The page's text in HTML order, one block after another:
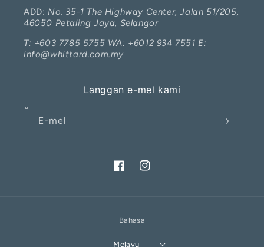
ADD: No. 35-1 The Highway Center, Jalan 51/205,
46050 Petaling Jaya, Selangor
T: +603 7785 5755 WA: +6012 934 7551 E:
info@whittard.com.my
Langgan e-mel kami
E-mel
FacebookInstagram
Bahasa
Melayu